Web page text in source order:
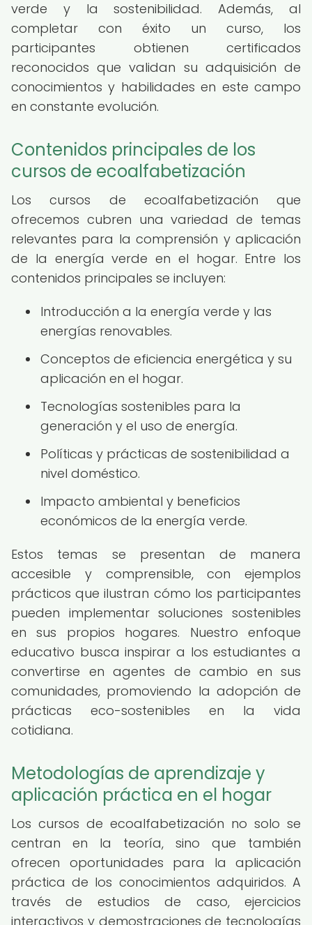
verde y la sostenibilidad. Además, al
completar con éxito un curso, los
participantes obtienen certificados
reconocidos que validan su adquisición de
conocimientos y habilidades en este campo
en constante evolución.
Contenidos principales de los
cursos de ecoalfabetización
Los cursos de ecoalfabetización que
ofrecemos cubren una variedad de temas
relevantes para la comprensión y aplicación
de la energía verde en el hogar. Entre los
contenidos principales se incluyen:
Introducción a la energía verde y las
energías renovables.
Conceptos de eficiencia energética y su
aplicación en el hogar.
Tecnologías sostenibles para la
generación y el uso de energía.
Políticas y prácticas de sostenibilidad a
nivel doméstico.
Impacto ambiental y beneficios
económicos de la energía verde.
Estos temas se presentan de manera
accesible y comprensible, con ejemplos
prácticos que ilustran cómo los participantes
pueden implementar soluciones sostenibles
en sus propios hogares. Nuestro enfoque
educativo busca inspirar a los estudiantes a
convertirse en agentes de cambio en sus
comunidades, promoviendo la adopción de
prácticas eco-sostenibles en la vida
cotidiana.
Metodologías de aprendizaje y
aplicación práctica en el hogar
Los cursos de ecoalfabetización no solo se
centran en la teoría, sino que también
ofrecen oportunidades para la aplicación
práctica de los conocimientos adquiridos. A
través de estudios de caso, ejercicios
interactivos y demostraciones de tecnologías